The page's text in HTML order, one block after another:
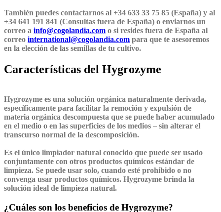
También puedes contactarnos al +34 633 33 75 85 (España) y al
+34 641 191 841 (Consultas fuera de España) o enviarnos un
correo a info@cogolandia.com o si resides fuera de España al
correo international@cogolandia.com para que te asesoremos
en la elección de las semillas de tu cultivo.
Características del Hygrozyme
Hygrozyme es una solución orgánica naturalmente derivada,
específicamente para facilitar la remoción y expulsión de
materia orgánica descompuesta que se puede haber acumulado
en el medio o en las superficies de los medios – sin alterar el
transcurso normal de la descomposición.
Es el único limpiador natural conocido que puede ser usado
conjuntamente con otros productos químicos estándar de
limpieza. Se puede usar solo, cuando esté prohibido o no
convenga usar productos químicos. Hygrozyme brinda la
solución ideal de limpieza natural.
¿Cuáles son los beneficios de Hygrozyme?